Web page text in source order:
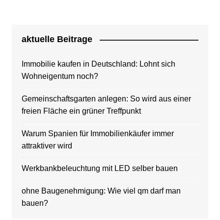
aktuelle Beitrage
Immobilie kaufen in Deutschland: Lohnt sich
Wohneigentum noch?
Gemeinschaftsgarten anlegen: So wird aus einer
freien Fläche ein grüner Treffpunkt
Warum Spanien für Immobilienkäufer immer
attraktiver wird
Werkbankbeleuchtung mit LED selber bauen
ohne Baugenehmigung: Wie viel qm darf man
bauen?